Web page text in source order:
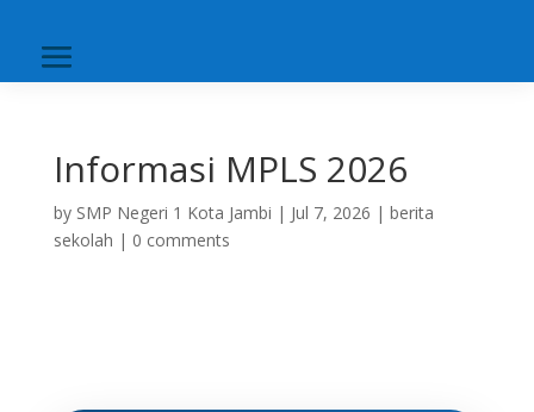
Informasi MPLS 2026
by SMP Negeri 1 Kota Jambi | Jul 7, 2026 | berita
sekolah | 0 comments